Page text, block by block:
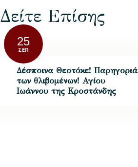
Δείτε Επίσης
25
ΣΕΠ
Δέσποινα Θεοτόκε! Παρηγοριά
των θλιβομένων! Αγίου
Ιωάννου της Κροστάνδης